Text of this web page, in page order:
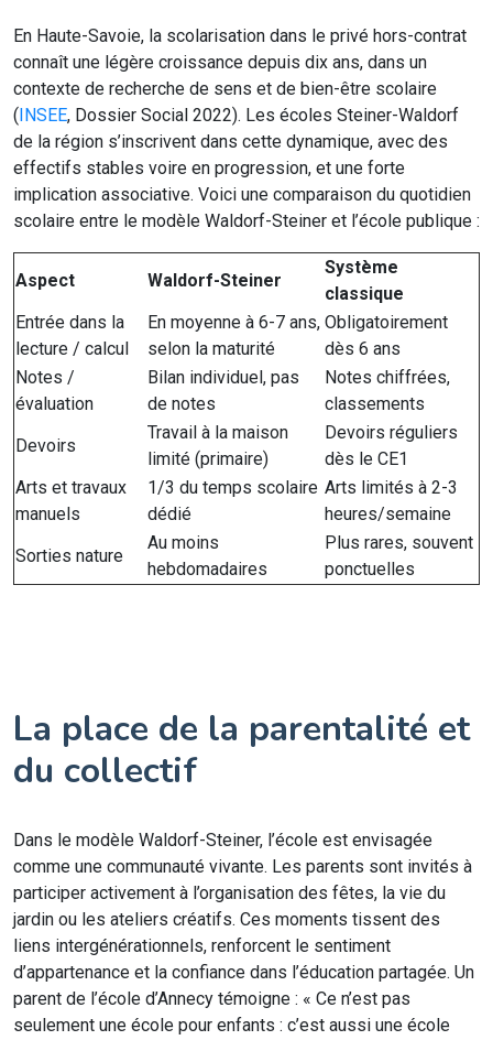
En Haute-Savoie, la scolarisation dans le privé hors-contrat
connaît une légère croissance depuis dix ans, dans un
contexte de recherche de sens et de bien-être scolaire
(INSEE, Dossier Social 2022). Les écoles Steiner-Waldorf
de la région s’inscrivent dans cette dynamique, avec des
effectifs stables voire en progression, et une forte
implication associative. Voici une comparaison du quotidien
scolaire entre le modèle Waldorf-Steiner et l’école publique :
Aspect Waldorf-Steiner
Système
classique
Entrée dans la
lecture / calcul
En moyenne à 6-7 ans,
selon la maturité
Obligatoirement
dès 6 ans
Notes /
évaluation
Bilan individuel, pas
de notes
Notes chiffrées,
classements
Devoirs
Travail à la maison
limité (primaire)
Devoirs réguliers
dès le CE1
Arts et travaux
manuels
1/3 du temps scolaire
dédié
Arts limités à 2-3
heures/semaine
Sorties nature
Au moins
hebdomadaires
Plus rares, souvent
ponctuelles
La place de la parentalité et
du collectif
Dans le modèle Waldorf-Steiner, l’école est envisagée
comme une communauté vivante. Les parents sont invités à
participer activement à l’organisation des fêtes, la vie du
jardin ou les ateliers créatifs. Ces moments tissent des
liens intergénérationnels, renforcent le sentiment
d’appartenance et la confiance dans l’éducation partagée. Un
parent de l’école d’Annecy témoigne : « Ce n’est pas
seulement une école pour enfants : c’est aussi une école